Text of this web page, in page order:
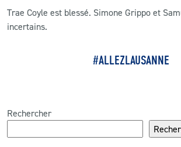
Trae Coyle est blessé. Simone Grippo et
incertains.
#ALLEZLAUSANNE
Rechercher